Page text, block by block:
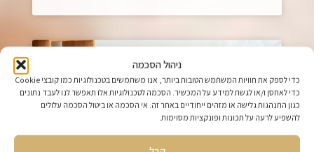
ניהול הסכמה
כדי לספק את חוויות המשתמש הטובות ביותר, אנו משתמשים בטכנולוגיות כמו קובצי Cookie
כדי לאחסן ו/או לגשת למידע על המכשיר. הסכמה לטכנולוגיות אלו תאפשר לנו לעבד נתונים
כגון התנהגות גלישה או מזהים ייחודיים באתר זה. אי הסכמה או ביטול הסכמה עלולים
להשפיע לרעה על תכונות ופונקציות מסוימות.